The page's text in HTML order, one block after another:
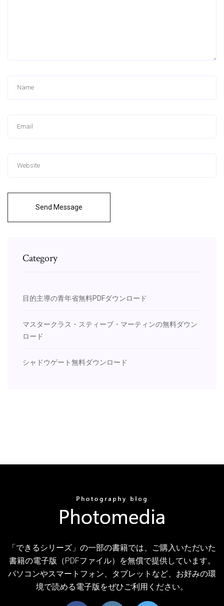
Send Message
Category
目的主導の青年省無料PDFダウンロード
マスタークラス・スティーブ・マーティンの無料ダウン
ロード
シャドウゲート無料ダウンロード
「できるシリーズ」の一部の書籍では、ご購入いただいた
書籍の電子版（PDFファイル）を無償で提供しています。
パソコンやスマートフォン、タブレットなど、お好みの環
境で読める電子版をぜひご利用ください。